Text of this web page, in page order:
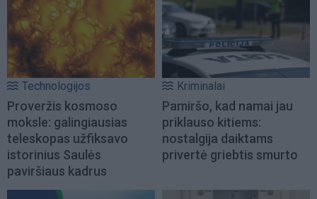
Technologijos
Proveržis kosmoso
moksle: galingiausias
teleskopas užfiksavo
istorinius Saulės
paviršiaus kadrus
Kriminalai
Pamiršo, kad namai jau
priklauso kitiems:
nostalgija daiktams
privertė griebtis smurto